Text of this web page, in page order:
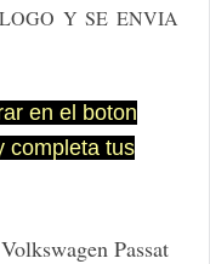
Y SE ENVIA
en el boton
completa tus
Passat